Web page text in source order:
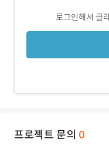
로그인해서 클
프로젝트 문의 0